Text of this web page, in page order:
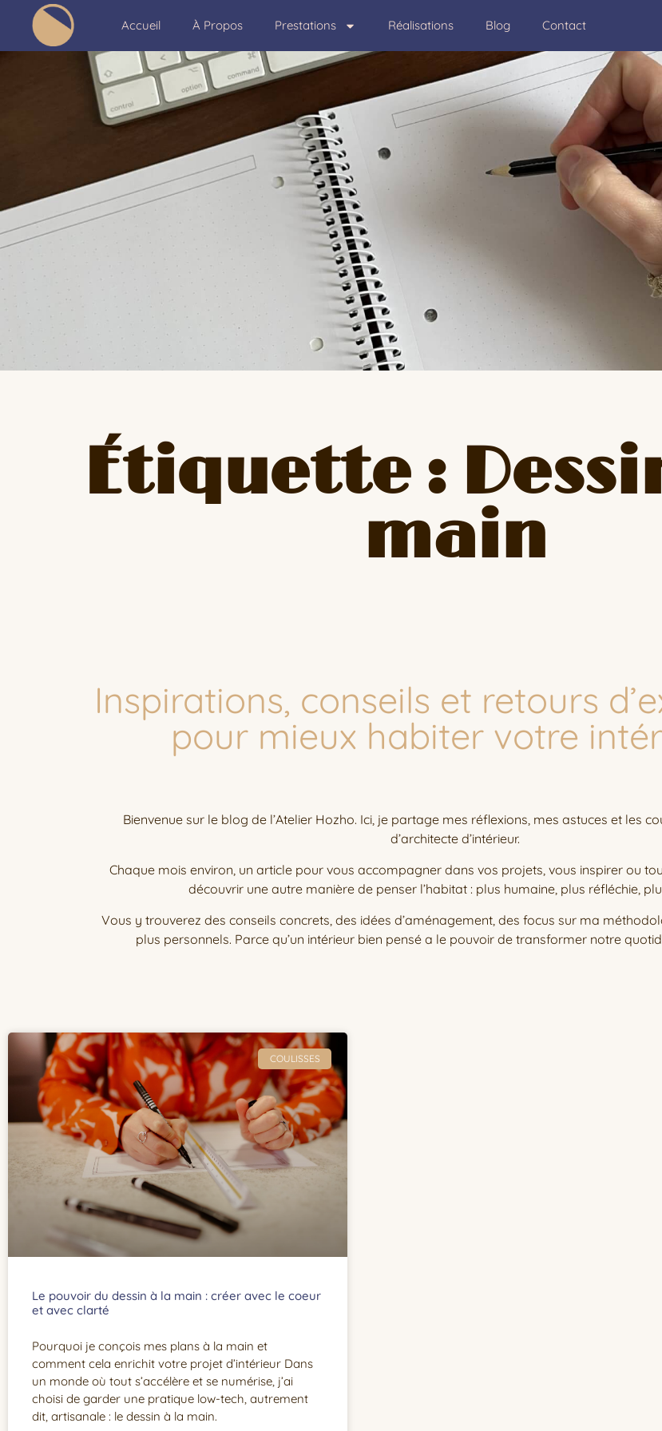
Accueil À Propos Prestations Réalisations Blog Contact
Étiquette :
main
Inspirations, conseils et retours
pour mieux habiter votre
Bienvenue sur le blog de l’Atelier Hozho. Ici, je partage mes réflexions, mes astuces et les
d’architecte d’intérieur.
Chaque mois environ, un article pour vous accompagner dans vos projets, vous inspirer ou
découvrir une autre manière de penser l’habitat : plus humaine, plus réfléchie,
Vous y trouverez des conseils concrets, des idées d’aménagement, des focus sur ma
plus personnels. Parce qu’un intérieur bien pensé a le pouvoir de transformer notre
COULISSES
Le pouvoir du dessin à la main : créer avec le coeur
et avec clarté
Pourquoi je conçois mes plans à la main et
comment cela enrichit votre projet d’intérieur Dans
un monde où tout s’accélère et se numérise, j’ai
choisi de garder une pratique low-tech, autrement
dit, artisanale : le dessin à la main.